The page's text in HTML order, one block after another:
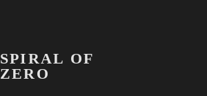
SPIRAL OF
ZERO